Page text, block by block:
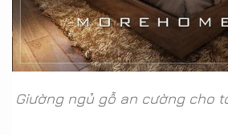
Giường ngủ gỗ an cường cho